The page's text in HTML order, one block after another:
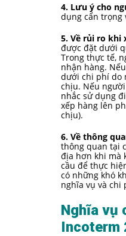
4. Lưu ý cho
dụng cẩn trọng
5. Về rủi ro khi
được đặt dưới
Trong thực tế,
nhận hàng.
dưới chi phí do
chịu. Nếu
nhắc sử dụng
xếp hàng lên
chịu).
6. Về thông
thông quan tại
địa hơn khi mà
cầu để thực
có những khó
nghĩa vụ và chi
Nghĩa vụ
Incoterm